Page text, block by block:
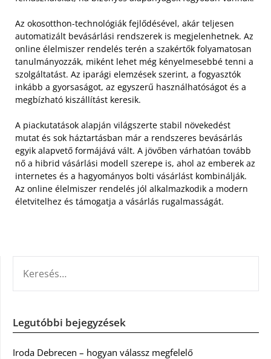
Az okosotthon-technológiák fejlődésével, akár teljesen
automatizált bevásárlási rendszerek is megjelenhetnek. Az
online élelmiszer rendelés terén a szakértők folyamatosan
tanulmányozzák, miként lehet még kényelmesebbé tenni a
szolgáltatást. Az iparági elemzések szerint, a fogyasztók
inkább a gyorsaságot, az egyszerű használhatóságot és a
megbízható kiszállítást keresik.
A piackutatások alapján világszerte stabil növekedést
mutat és sok háztartásban már a rendszeres bevásárlás
egyik alapvető formájává vált. A jövőben várhatóan tovább
nő a hibrid vásárlási modell szerepe is, ahol az emberek az
internetes és a hagyományos bolti vásárlást kombinálják.
Az online élelmiszer rendelés jól alkalmazkodik a modern
életvitelhez és támogatja a vásárlás rugalmasságát.
Legutóbbi bejegyzések
Iroda Debrecen – hogyan válassz megfelelő